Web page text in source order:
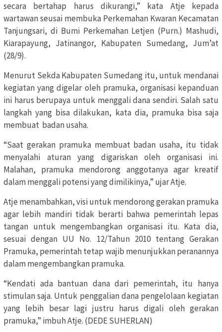
secara bertahap harus dikurangi,” kata Atje kepada
wartawan seusai membuka Perkemahan Kwaran Kecamatan
Tanjungsari, di Bumi Perkemahan Letjen (Purn.) Mashudi,
Kiarapayung, Jatinangor, Kabupaten Sumedang, Jum’at
(28/9).
Menurut Sekda Kabupaten Sumedang itu, untuk mendanai
kegiatan yang digelar oleh pramuka, organisasi kepanduan
ini harus berupaya untuk menggali dana sendiri. Salah satu
langkah yang bisa dilakukan, kata dia, pramuka bisa saja
membuat badan usaha.
“Saat gerakan pramuka membuat badan usaha, itu tidak
menyalahi aturan yang digariskan oleh organisasi ini.
Malahan, pramuka mendorong anggotanya agar kreatif
dalam menggali potensi yang dimilikinya,” ujar Atje.
Atje menambahkan, visi untuk mendorong gerakan pramuka
agar lebih mandiri tidak berarti bahwa pemerintah lepas
tangan untuk mengembangkan organisasi itu. Kata dia,
sesuai dengan UU No. 12/Tahun 2010 tentang Gerakan
Pramuka, pemerintah tetap wajib menunjukkan peranannya
dalam mengembangkan pramuka.
“Kendati ada bantuan dana dari pemerintah, itu hanya
stimulan saja. Untuk penggalian dana pengelolaan kegiatan
yang lebih besar lagi justru harus digali oleh gerakan
pramuka,” imbuh Atje. (DEDE SUHERLAN)